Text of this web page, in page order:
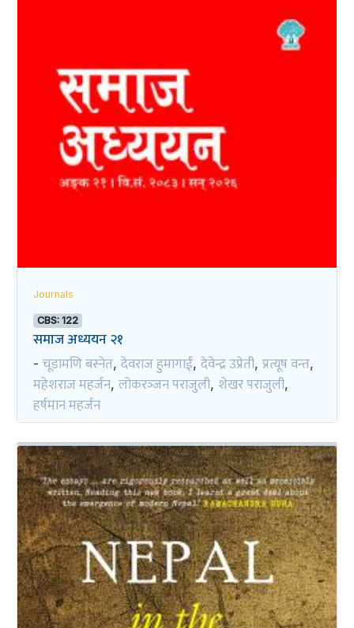
Journals
CBS: 122
समाज अध्ययन २१
- चूडामणि बस्नेत, देवराज हुमागाईं, देवेन्द्र उप्रेती, प्रत्यूष वन्त,
महेशराज महर्जन, लोकरञ्‍जन पराजुली, शेखर पराजुली,
हर्षमान महर्जन